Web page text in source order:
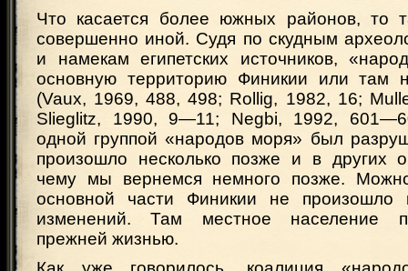
Что касается более южных районов, то
совершенно иной. Судя по скудным
и намекам египетских источников,
основную территорию Финикии или там
(Vaux, 1969, 488, 498; Rollig, 1982, 16;
Slieglitz, 1990, 9—11; Negbi, 1992,
одной группой «народов моря» был
произошло несколько позже и в других
чему мы вернемся немного позже.
основной части Финикии не произошло
изменений. Там местное население
прежней жизнью.